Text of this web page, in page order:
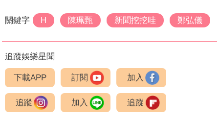
關鍵字 H 陳珮甄 新聞挖挖哇 鄭弘儀
追蹤娛樂星聞
下載APP 訂閱 加入
追蹤 加入 追蹤